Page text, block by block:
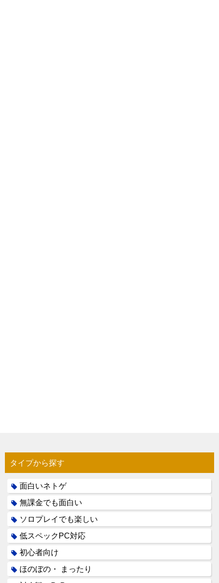
タイプから探す
面白いネトゲ
無課金でも面白い
ソロプレイでも楽しい
低スペックPC対応
初心者向け
ほのぼの・ まったり